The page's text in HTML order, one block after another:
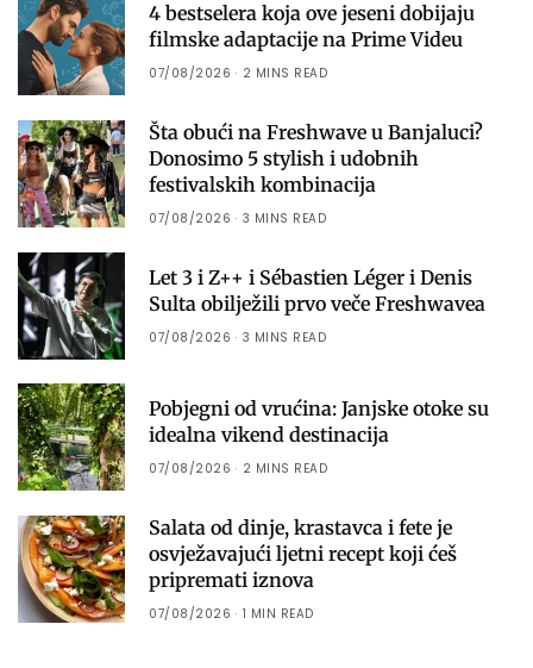
4 bestselera koja ove jeseni dobijaju
filmske adaptacije na Prime Videu
07/08/2026 2 MINS READ
Šta obući na Freshwave u Banjaluci?
Donosimo 5 stylish i udobnih
festivalskih kombinacija
07/08/2026 3 MINS READ
Let 3 i Z++ i Sébastien Léger i Denis
Sulta obilježili prvo veče Freshwavea
07/08/2026 3 MINS READ
Pobjegni od vrućina: Janjske otoke su
idealna vikend destinacija
07/08/2026 2 MINS READ
Salata od dinje, krastavca i fete je
osvježavajući ljetni recept koji ćeš
pripremati iznova
07/08/2026 1 MIN READ